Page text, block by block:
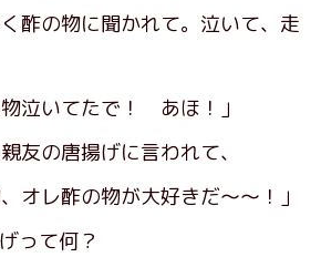
酢の物に聞かれて。泣いて、走
泣いてたで！ あほ！」
友の唐揚げに言われて、
オレ酢の物が大好きだ〜〜！」
って何？